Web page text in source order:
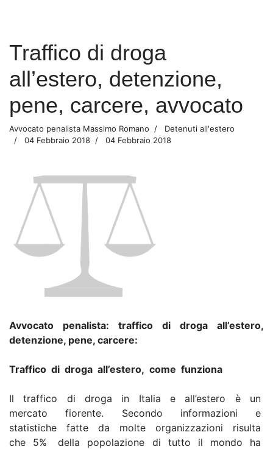
Traffico di droga
all’estero, detenzione,
pene, carcere, avvocato
Avvocato penalista Massimo Romano
Detenuti all'estero
04 Febbraio 2018
04 Febbraio 2018
Avvocato penalista: traffico di droga all’estero,
detenzione, pene, carcere:
Traffico di droga all’estero, come funziona
Il traffico di droga in Italia e all’estero è un
mercato fiorente. Secondo informazioni e
statistiche fatte da molte organizzazioni risulta
che 5% della popolazione di tutto il mondo ha